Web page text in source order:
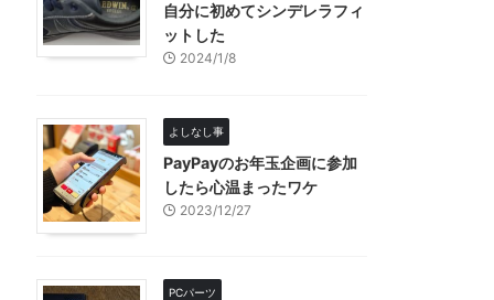
自分に初めてシンデレラフィ
ットした
2024/1/8
よしなし事
PayPayのお年玉企画に参加
したら心温まったワケ
2023/12/27
PCパーツ